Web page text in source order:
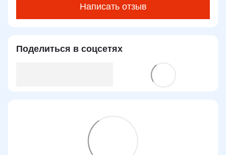
Написать отзыв
Поделиться в соцсетях